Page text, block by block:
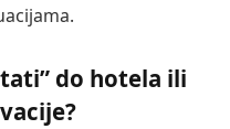
do hotela ili